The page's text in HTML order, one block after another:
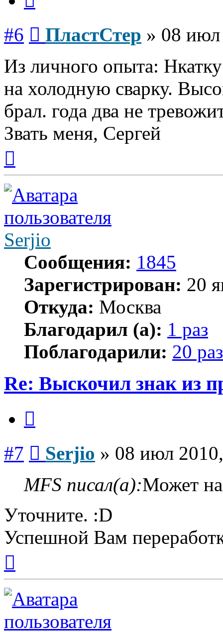
#6 ПластСтер » 08
Из личного опыта:
на холодную сварку.
брал. года два не
Звать меня, Сергей
началу
Serjio
Сообщения: 1845
Зарегистрирован: 20
Откуда: Москва
Благодарил (а): 1 раз
Поблагодарили: 20 раз
Re: Выскочил знак из
#7 Serjio » 08 июл
MFS писал(а):Может
Уточните. :D
Успешной Вам
началу